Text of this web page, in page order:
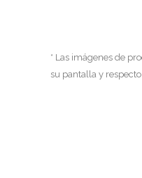
* Las imágenes de
su pantalla y